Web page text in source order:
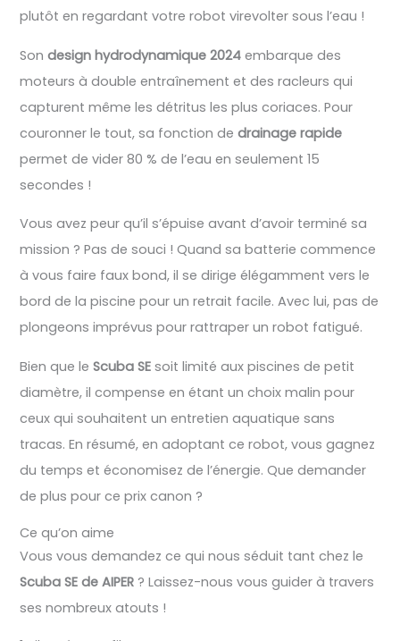
plutôt en regardant votre robot virevolter sous l’eau !
Sondesign hydrodynamique 2024 embarque des
moteurs à double entraînement et des racleurs qui
capturent même les détritus les plus coriaces. Pour
couronner le tout, sa fonction dedrainage rapide
permet de vider 80 % de l’eau en seulement 15
secondes !
Vous avez peur qu’il s’épuise avant d’avoir terminé sa
mission ? Pas de souci ! Quand sa batterie commence
à vous faire faux bond, il se dirige élégamment vers le
bord de la piscine pour un retrait facile. Avec lui, pas de
plongeons imprévus pour rattraper un robot fatigué.
Bien que leScuba SE soit limité aux piscines de petit
diamètre, il compense en étant un choix malin pour
ceux qui souhaitent un entretien aquatique sans
tracas. En résumé, en adoptant ce robot, vous gagnez
du temps et économisez de l’énergie. Que demander
de plus pour ce prix canon ?
Ce qu’on aime
Vous vous demandez ce qui nous séduit tant chez le
Scuba SE de AIPER ? Laissez-nous vous guider à travers
ses nombreux atouts !